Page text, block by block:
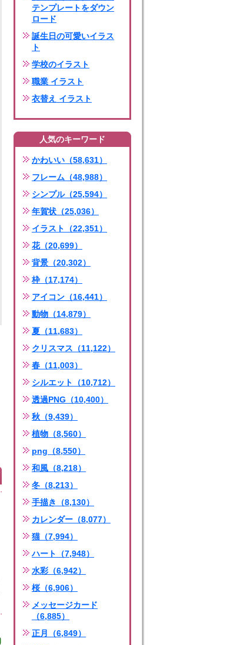
テンプレートをダウン
ロード
誕生日の可愛いイラス
ト
学校のイラスト
職業 イラスト
衣替え イラスト
人気のキーワード
かわいい（58,631）
フレーム（48,988）
シンプル（25,594）
年賀状（25,036）
イラスト（22,351）
花（20,699）
背景（20,302）
枠（17,174）
アイコン（16,441）
動物（14,879）
夏（11,683）
クリスマス（11,122）
春（11,003）
シルエット（10,712）
透過PNG（10,400）
秋（9,439）
植物（8,560）
png（8,550）
和風（8,218）
冬（8,213）
手描き（8,130）
カレンダー（8,077）
猫（7,994）
ハート（7,948）
水彩（6,942）
桜（6,906）
メッセージカード
（6,885）
正月（6,849）